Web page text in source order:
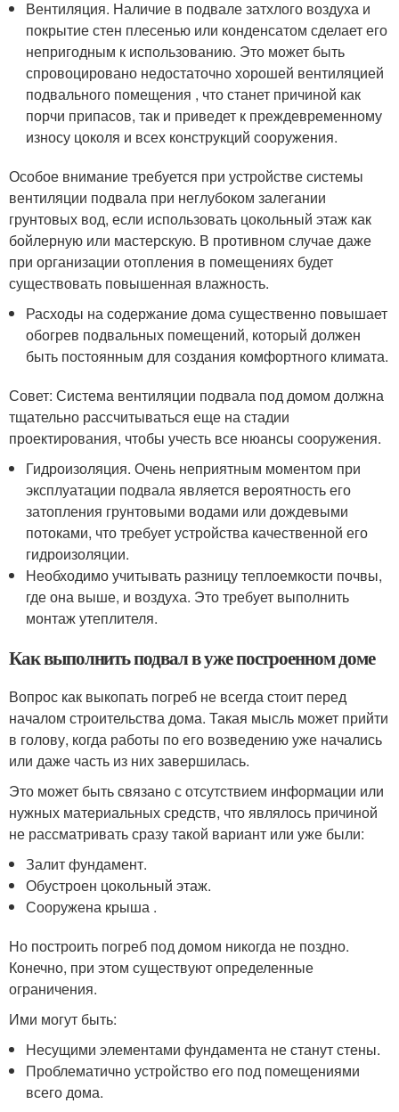
Вентиляция. Наличие в подвале затхлого воздуха и
покрытие стен плесенью или конденсатом сделает его
непригодным к использованию. Это может быть
спровоцировано недостаточно хорошей вентиляцией
подвального помещения , что станет причиной как
порчи припасов, так и приведет к преждевременному
износу цоколя и всех конструкций сооружения.
Особое внимание требуется при устройстве системы
вентиляции подвала при неглубоком залегании
грунтовых вод, если использовать цокольный этаж как
бойлерную или мастерскую. В противном случае даже
при организации отопления в помещениях будет
существовать повышенная влажность.
Расходы на содержание дома существенно повышает
обогрев подвальных помещений, который должен
быть постоянным для создания комфортного климата.
Совет: Система вентиляции подвала под домом должна
тщательно рассчитываться еще на стадии
проектирования, чтобы учесть все нюансы сооружения.
Гидроизоляция. Очень неприятным моментом при
эксплуатации подвала является вероятность его
затопления грунтовыми водами или дождевыми
потоками, что требует устройства качественной его
гидроизоляции.
Необходимо учитывать разницу теплоемкости почвы,
где она выше, и воздуха. Это требует выполнить
монтаж утеплителя.
Как выполнить подвал в уже построенном доме
Вопрос как выкопать погреб не всегда стоит перед
началом строительства дома. Такая мысль может прийти
в голову, когда работы по его возведению уже начались
или даже часть из них завершилась.
Это может быть связано с отсутствием информации или
нужных материальных средств, что являлось причиной
не рассматривать сразу такой вариант или уже были:
Залит фундамент.
Обустроен цокольный этаж.
Сооружена крыша .
Но построить погреб под домом никогда не поздно.
Конечно, при этом существуют определенные
ограничения.
Ими могут быть:
Несущими элементами фундамента не станут стены.
Проблематично устройство его под помещениями
всего дома.